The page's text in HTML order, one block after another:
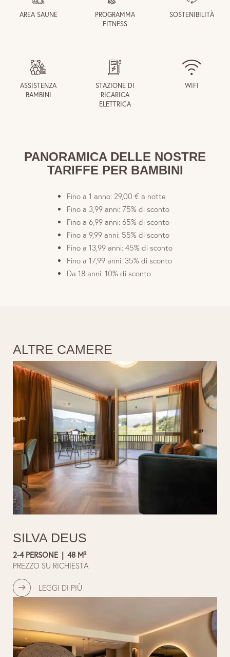
AREA SAUNE
PROGRAMMA
FITNESS
SOSTENIBILITÀ
ASSISTENZA
BAMBINI
STAZIONE DI
RICARICA
ELETTRICA
WIFI
PANORAMICA DELLE NOSTRE
TARIFFE PER BAMBINI
Fino a 1 anno: 29,00 € a notte
Fino a 3,99 anni: 75% di sconto
Fino a 6,99 anni: 65% di sconto
Fino a 9,99 anni: 55% di sconto
Fino a 13,99 anni: 45% di sconto
Fino a 17,99 anni: 35% di sconto
Da 18 anni: 10% di sconto
ALTRE CAMERE
SILVA DEUS
2-4 PERSONE | 48 M²
PREZZO SU RICHIESTA
LEGGI DI PIÙ